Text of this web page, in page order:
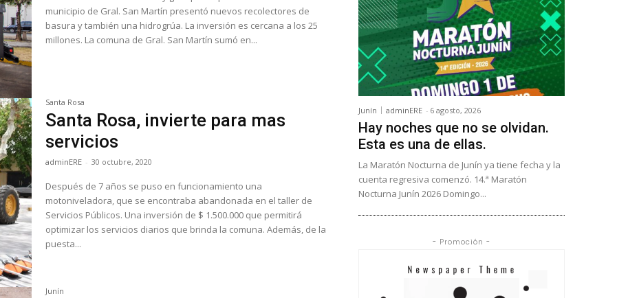
municipio de Gral. San Martín presentó nuevos recolectores de
basura y también una hidrogrúa. La inversión es cercana a los 25
millones. La comuna de Gral. San Martín sumó en...
Santa Rosa
Santa Rosa, invierte para mas
servicios
adminERE - 30 octubre, 2020
Después de 7 años se puso en funcionamiento una
motoniveladora, que se encontraba abandonada en el taller de
Servicios Públicos. Una inversión de $ 1.500.000 que permitirá
optimizar los servicios diarios que brinda la comuna. Además, de la
puesta...
Junín
Junín adminERE - 6 agosto, 2026
Hay noches que no se olvidan.
Esta es una de ellas.
La Maratón Nocturna de Junín ya tiene fecha y la
cuenta regresiva comenzó. 14.ª Maratón
Nocturna Junín 2026 Domingo...
- Promoción -